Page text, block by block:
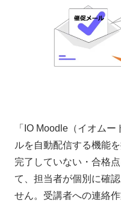
「IO Moodle（イオム
ルを自動配信する機能
完了していない・合格
て、担当者が個別に確
せん。受講者への連絡